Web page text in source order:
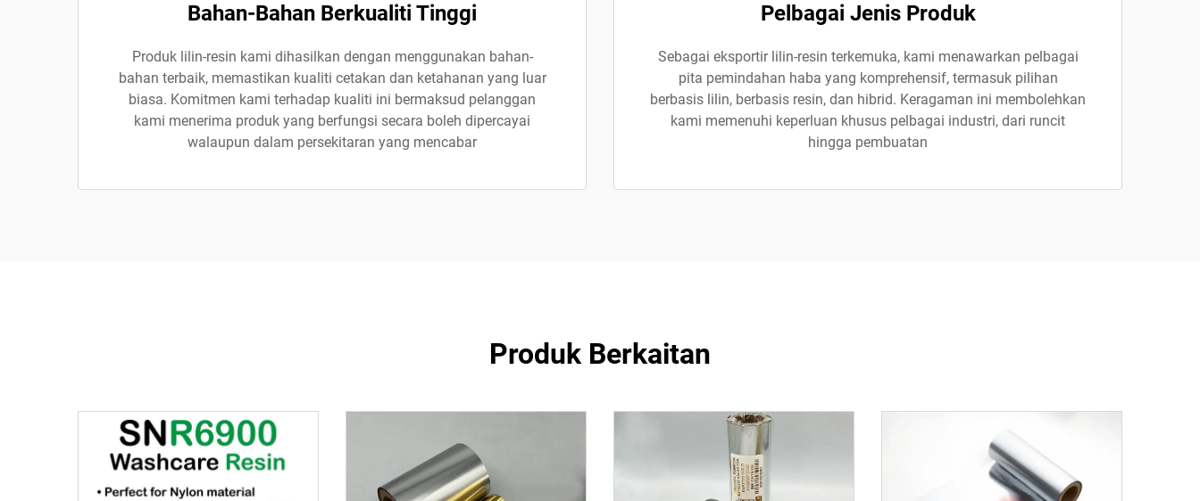
Bahan-Bahan Berkualiti Tinggi
Produk lilin-resin kami dihasilkan dengan menggunakan bahan-
bahan terbaik, memastikan kualiti cetakan dan ketahanan yang luar
biasa. Komitmen kami terhadap kualiti ini bermaksud pelanggan
kami menerima produk yang berfungsi secara boleh dipercayai
walaupun dalam persekitaran yang mencabar
Pelbagai Jenis Produk
Sebagai eksportir lilin-resin terkemuka, kami menawarkan pelbagai
pita pemindahan haba yang komprehensif, termasuk pilihan
berbasis lilin, berbasis resin, dan hibrid. Keragaman ini membolehkan
kami memenuhi keperluan khusus pelbagai industri, dari runcit
hingga pembuatan
Produk Berkaitan